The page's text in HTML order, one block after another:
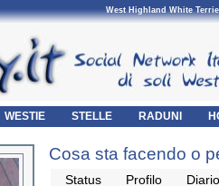
West Highland White
WESTIE STELLE RADUNI
Cosa sta facendo o
Status Profilo Diario